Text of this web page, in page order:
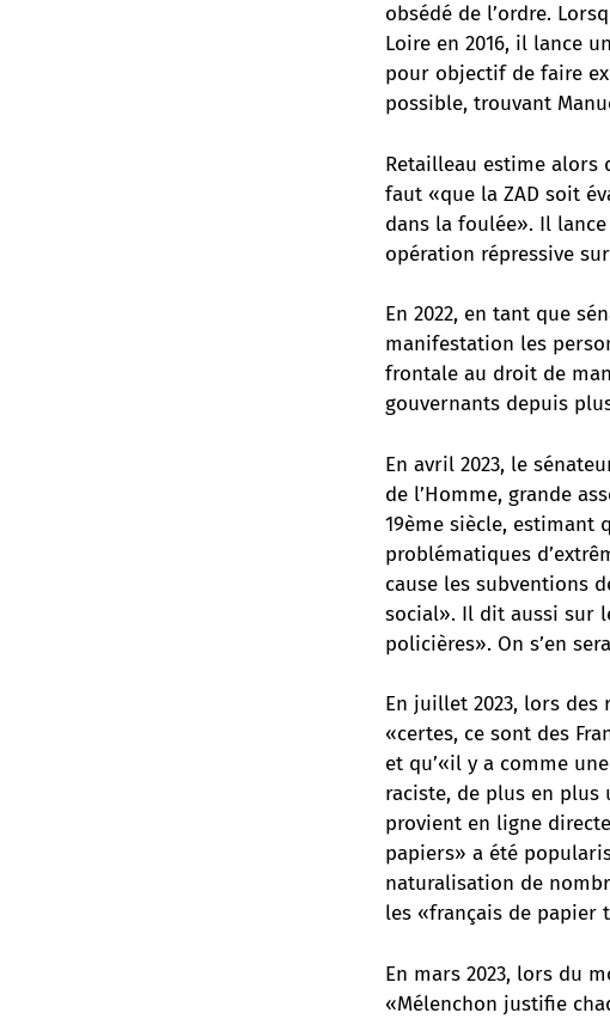
obsédé de l’ordre.
Loire en 2016, il lance
pour objectif de faire
possible, trouvant
Retailleau estime alors
faut «que la ZAD soit
dans la foulée». Il
opération répressive
En 2022, en tant que
manifestation les
frontale au droit de
gouvernants depuis
En avril 2023, le
de l’Homme, grande
19ème siècle, estimant
problématiques
cause les subventions
social». Il dit aussi sur
policières». On s’en
En juillet 2023, lors
«certes, ce sont des
et qu’«il y a comme
raciste, de plus en plus
provient en ligne
papiers» a été
naturalisation de
les «français de papier
En mars 2023, lors du
«Mélenchon justifie